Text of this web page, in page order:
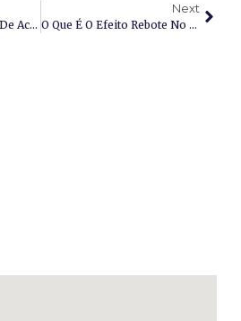
Como Tirar Manchas De Acne Da Pele Negra?
Next
O Que É O Efeito Rebote No Tratamento De Manchas?